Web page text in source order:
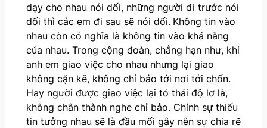
dạy cho nhau nói dối, những người đi trước nói
dối thì các em đi sau sẽ nói dối. Không tin vào
nhau còn có nghĩa là không tin vào khả năng
của nhau. Trong cộng đoàn, chẳng hạn như, khi
anh em giao việc cho nhau nhưng lại giao
không cặn kẽ, không chỉ bảo tới nơi tới chốn.
Hay người được giao việc lại tỏ thái độ lơ là,
không chân thành nghe chỉ bảo. Chính sự thiếu
tin tưởng nhau sẽ là đầu mối gây nên sự chia rẽ